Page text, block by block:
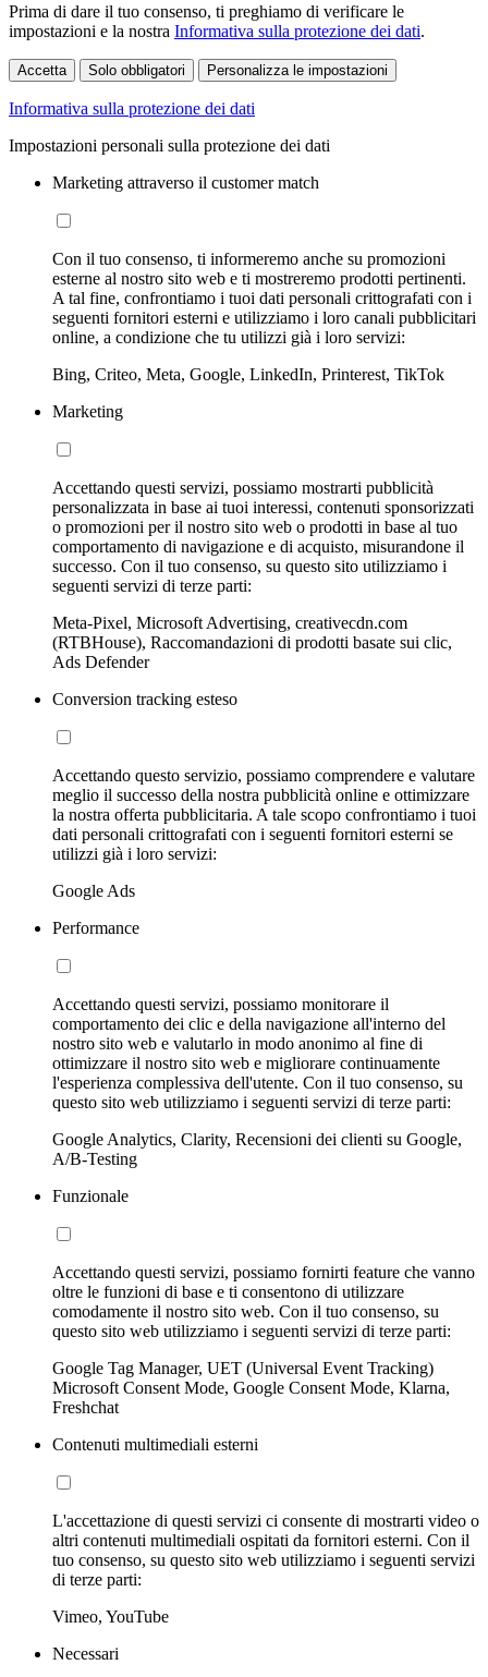
Prima di dare il tuo consenso, ti preghiamo di verificare le
impostazioni e la nostra Informativa sulla protezione dei dati.
Accetta Solo obbligatori Personalizza le impostazioni
Informativa sulla protezione dei dati
Impostazioni personali sulla protezione dei dati
Marketing attraverso il customer match
Con il tuo consenso, ti informeremo anche su promozioni
esterne al nostro sito web e ti mostreremo prodotti pertinenti.
A tal fine, confrontiamo i tuoi dati personali crittografati con i
seguenti fornitori esterni e utilizziamo i loro canali pubblicitari
online, a condizione che tu utilizzi già i loro servizi:
Bing, Criteo, Meta, Google, LinkedIn, Printerest, TikTok
Marketing
Accettando questi servizi, possiamo mostrarti pubblicità
personalizzata in base ai tuoi interessi, contenuti sponsorizzati
o promozioni per il nostro sito web o prodotti in base al tuo
comportamento di navigazione e di acquisto, misurandone il
successo. Con il tuo consenso, su questo sito utilizziamo i
seguenti servizi di terze parti:
Meta-Pixel, Microsoft Advertising, creativecdn.com
(RTBHouse), Raccomandazioni di prodotti basate sui clic,
Ads Defender
Conversion tracking esteso
Accettando questo servizio, possiamo comprendere e valutare
meglio il successo della nostra pubblicità online e ottimizzare
la nostra offerta pubblicitaria. A tale scopo confrontiamo i tuoi
dati personali crittografati con i seguenti fornitori esterni se
utilizzi già i loro servizi:
Google Ads
Performance
Accettando questi servizi, possiamo monitorare il
comportamento dei clic e della navigazione all'interno del
nostro sito web e valutarlo in modo anonimo al fine di
ottimizzare il nostro sito web e migliorare continuamente
l'esperienza complessiva dell'utente. Con il tuo consenso, su
questo sito web utilizziamo i seguenti servizi di terze parti:
Google Analytics, Clarity, Recensioni dei clienti su Google,
A/B-Testing
Funzionale
Accettando questi servizi, possiamo fornirti feature che vanno
oltre le funzioni di base e ti consentono di utilizzare
comodamente il nostro sito web. Con il tuo consenso, su
questo sito web utilizziamo i seguenti servizi di terze parti:
Google Tag Manager, UET (Universal Event Tracking)
Microsoft Consent Mode, Google Consent Mode, Klarna,
Freshchat
Contenuti multimediali esterni
L'accettazione di questi servizi ci consente di mostrarti video o
altri contenuti multimediali ospitati da fornitori esterni. Con il
tuo consenso, su questo sito web utilizziamo i seguenti servizi
di terze parti:
Vimeo, YouTube
Necessari